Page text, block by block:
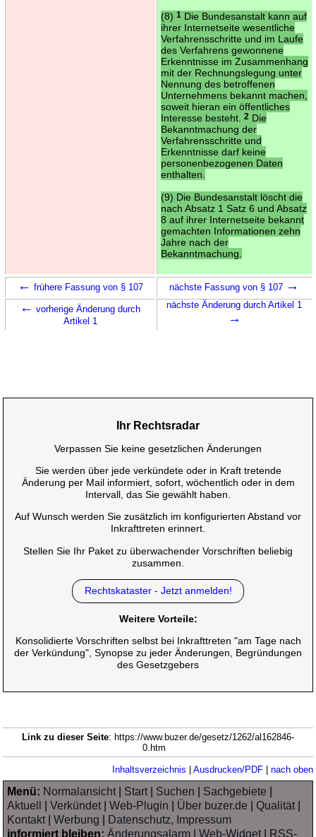
(8) 1Die Bundesanstalt kann auf
ihrer Internetseite wesentliche
Verfahrensschritte und im Laufe
des Verfahrens gewonnene
Erkenntnisse im Zusammenhang
mit der Rechnungslegung unter
Nennung des betroffenen
Unternehmens bekannt machen,
soweit hieran ein öffentliches
Interesse besteht.
2Die
Bekanntmachung der
Verfahrensschritte und
Erkenntnisse darf keine
personenbezogenen Daten
enthalten.
(9) Die Bundesanstalt löscht die
nach Absatz 1 Satz 6 und Absatz
8 auf ihrer Internetseite bekannt
gemachten Informationen zehn
Jahre nach der
Bekanntmachung.
← frühere Fassung von § 107 nächste Fassung von § 107 →
← vorherige Änderung durch
Artikel 1
nächste Änderung durch Artikel 1
→
Ihr Rechtsradar
Verpassen Sie keine gesetzlichen Änderungen
Sie werden über jede verkündete oder in Kraft tretende
Änderung per Mail informiert, sofort, wöchentlich oder in dem
Intervall, das Sie gewählt haben.
Auf Wunsch werden Sie zusätzlich im konfigurierten Abstand vor
Inkrafttreten erinnert.
Stellen Sie Ihr Paket zu überwachender Vorschriften beliebig
zusammen.
Rechtskataster - Jetzt anmelden!
Weitere Vorteile:
Konsolidierte Vorschriften selbst bei Inkrafttreten "am Tage nach
der Verkündung", Synopse zu jeder Änderungen, Begründungen
des Gesetzgebers
Link zu dieser Seite: https://www.buzer.de/gesetz/1262/al162846-
0.htm
Inhaltsverzeichnis Ausdrucken/PDF| nach oben
Menü: Normalansicht| Start| Suchen Sachgebiete
Aktuell
|Verkündet|Web-Plugin Über buzer.de |Qualität|
Kontakt|Werbung
Datenschutz, Impressum
informiert bleiben: Änderungsalarm |Web-Widget| RSS-